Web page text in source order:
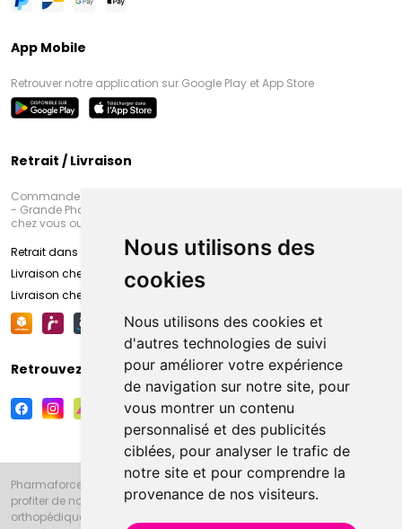
Nous utilisons des
cookies
Nous utilisons des cookies et
d'autres technologies de suivi
pour améliorer votre expérience
de navigation sur notre site, pour
vous montrer un contenu
personnalisé et des publicités
ciblées, pour analyser le trafic de
notre site et pour comprendre la
provenance de nos visiteurs.
App Mobile
Retrouver notre application sur Google Play et App Store
Retrait / Livraison
Commandez en ligne et venez chercher votre commande à Amiens
- Grande Pharmacie d’Amiens (Fachon) ou recevez-là rapidement
chez vous ou en point retrait
Retrait dans la pharmacie d’Amiens
Livraison chez vous
Livraison chez votre commerçant
Retrouvez-nous sur vos réseaux sociaux
Pharmaforce.fr et la Grande Pharmacie d’Amiens vous souhaitent de
profiter de notre accueil, de nos conseils pharmaceutiques,
orthopédiques, homéopathiques, parapharmaceutiques, beauté et